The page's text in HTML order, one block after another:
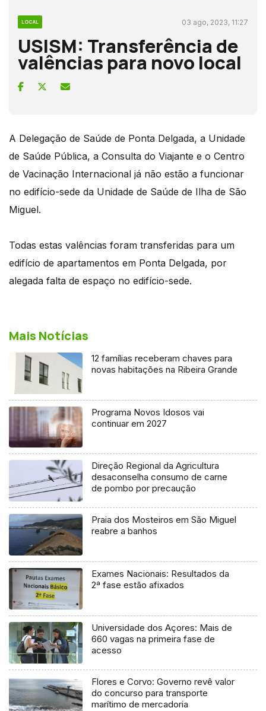
LOCAL 03 ago, 2023, 11:27
USISM: Transferência de
valências para novo local
A Delegação de Saúde de Ponta Delgada, a Unidade
de Saúde Pública, a Consulta do Viajante e o Centro
de Vacinação Internacional já não estão a funcionar
no edifício-sede da Unidade de Saúde de Ilha de São
Miguel.
Todas estas valências foram transferidas para um
edifício de apartamentos em Ponta Delgada, por
alegada falta de espaço no edifício-sede.
Mais Notícias
12 famílias receberam chaves para
novas habitações na Ribeira Grande
Programa Novos Idosos vai
continuar em 2027
Direção Regional da Agricultura
desaconselha consumo de carne
de pombo por precaução
Praia dos Mosteiros em São Miguel
reabre a banhos
Exames Nacionais: Resultados da
2ª fase estão afixados
Universidade dos Açores: Mais de
660 vagas na primeira fase de
acesso
Flores e Corvo: Governo revê valor
do concurso para transporte
marítimo de mercadoria